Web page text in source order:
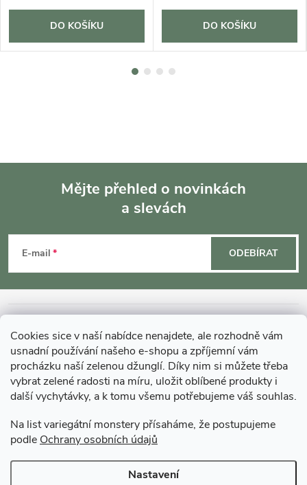
Cookies sice v naší nabídce nenajdete, ale rozhodně vám
usnadní používání našeho e-shopu a zpříjemní vám
procházku naší zelenou džunglí. Díky nim si můžete třeba
vybrat zelené radosti na míru, uložit oblíbené produkty i
další vychytávky, a k tomu všemu potřebujeme váš souhlas.
Na list variegátní monstery přísaháme, že postupujeme
podle Ochrany osobních údajů
Nastavení
DO KOŠÍKU DO KOŠÍKU
p
a
Mějte přehled o novinkách
a slevách
E-mail ODEBÍRAT
MOHLO BY VÁS ZAJÍMAT
O GARDNERS
Gardners Design - Projekt, realizace a údržba zahrad a interiérů